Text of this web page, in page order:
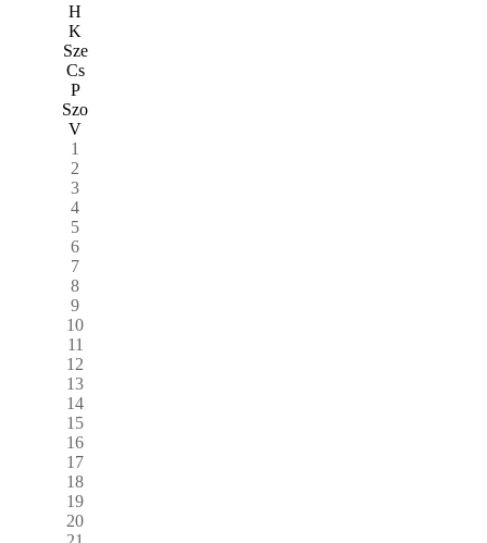
H
K
Sze
Cs
P
Szo
V
1
2
3
4
5
6
7
8
9
10
11
12
13
14
15
16
17
18
19
20